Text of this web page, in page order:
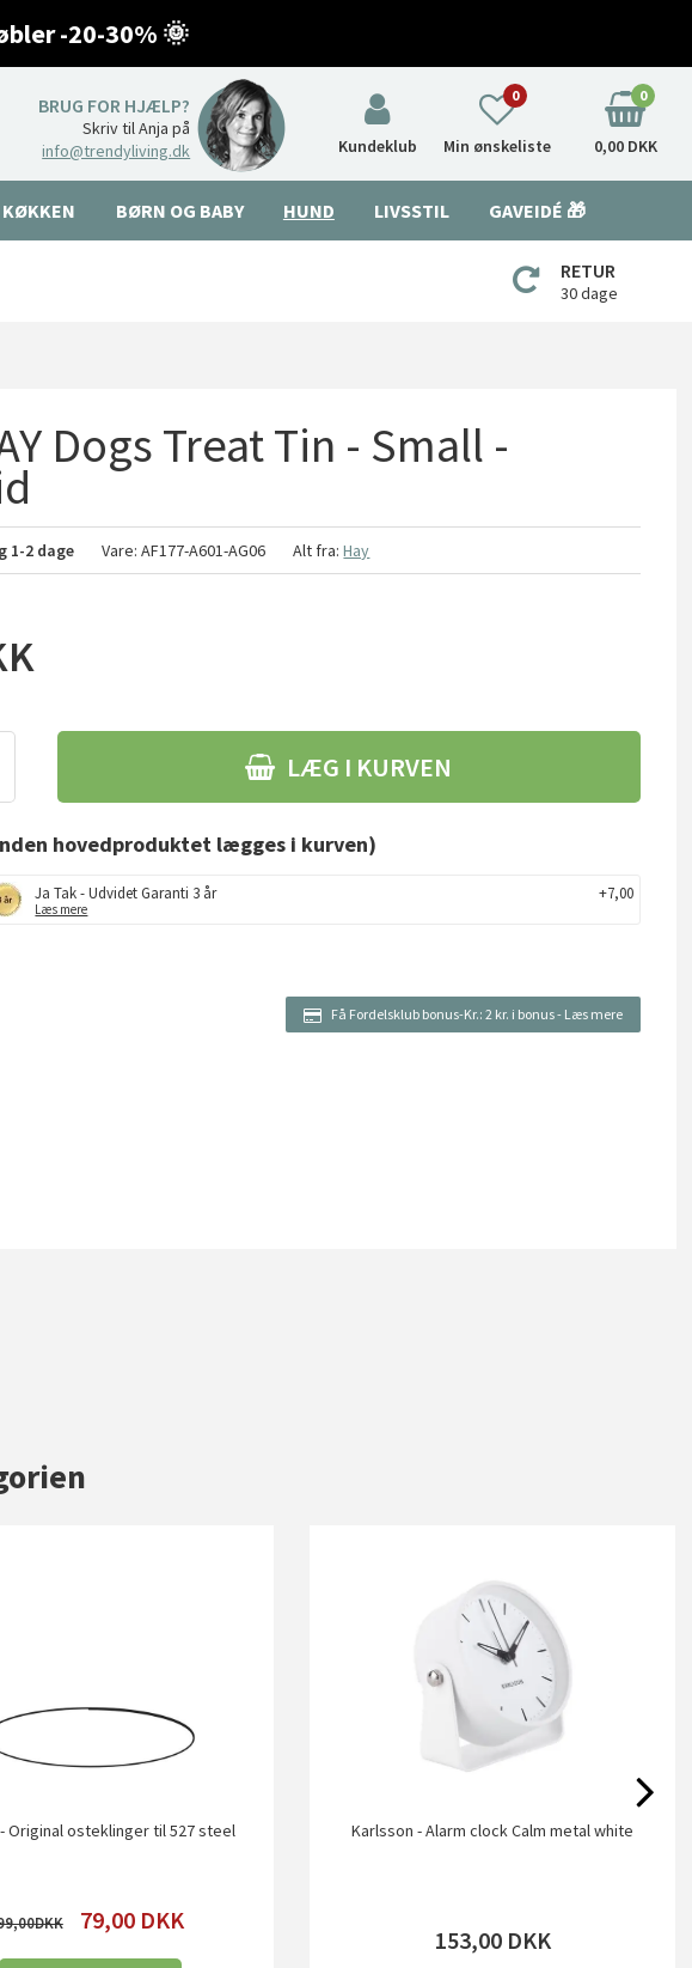
-20-30% 🌞
BRUG FOR HJÆLP?
Skriv til Anja på
info@trendyliving.dk
Kundeklub Min ønskeliste
0 0
0,00 DKK
KØKKEN BØRN OG BABY HUND LIVSSTIL GAVEIDÉ 🎁
RETUR
30 dage
Dogs Treat Tin - Small -
1-2 dage Vare:AF177-A601-AG06 Alt fra:Hay
LÆG I KURVEN
hovedproduktet lægges i kurven)
Ja Tak - Udvidet Garanti 3 år
Læs mere
+7,00
Få Fordelsklub bonus-Kr.: 2 kr. i bonus- Læs mere
Original osteklinger til 527 steel
79,00 DKK
Karlsson - Alarm clock Calm metal white
153,00 DKK